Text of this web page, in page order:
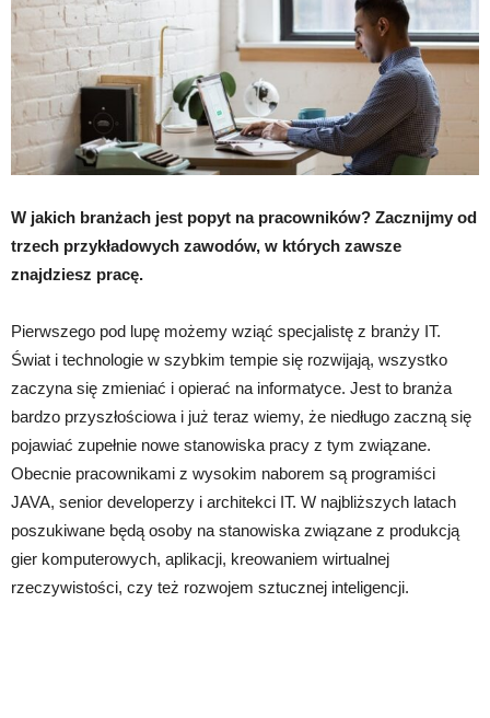
W jakich branżach jest popyt na pracowników? Zacznijmy od
trzech przykładowych zawodów, w których zawsze
znajdziesz pracę.
Pierwszego pod lupę możemy wziąć specjalistę z branży IT.
Świat i technologie w szybkim tempie się rozwijają, wszystko
zaczyna się zmieniać i opierać na informatyce. Jest to branża
bardzo przyszłościowa i już teraz wiemy, że niedługo zaczną się
pojawiać zupełnie nowe stanowiska pracy z tym związane.
Obecnie pracownikami z wysokim naborem są programiści
JAVA, senior developerzy i architekci IT. W najbliższych latach
poszukiwane będą osoby na stanowiska związane z produkcją
gier komputerowych, aplikacji, kreowaniem wirtualnej
rzeczywistości, czy też rozwojem sztucznej inteligencji.